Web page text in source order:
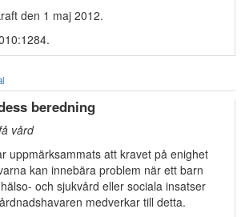
den 1 maj 2012.
beredning
vård
uppmärksammats att kravet på enighet
kan innebära problem när ett barn
och sjukvård eller sociala insatser
medverkar till detta.